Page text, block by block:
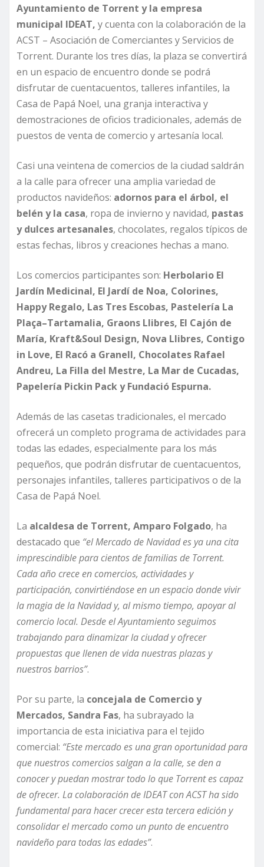
Ayuntamiento de Torrent y la empresa
municipal IDEAT, y cuenta con la colaboración de la
ACST – Asociación de Comerciantes y Servicios de
Torrent. Durante los tres días, la plaza se convertirá
en un espacio de encuentro donde se podrá
disfrutar de cuentacuentos, talleres infantiles, la
Casa de Papá Noel, una granja interactiva y
demostraciones de oficios tradicionales, además de
puestos de venta de comercio y artesanía local.
Casi una veintena de comercios de la ciudad saldrán
a la calle para ofrecer una amplia variedad de
productos navideños: adornos para el árbol, el
belén y la casa, ropa de invierno y navidad, pastas
y dulces artesanales, chocolates, regalos típicos de
estas fechas, libros y creaciones hechas a mano.
Los comercios participantes son: Herbolario El
Jardín Medicinal, El Jardí de Noa, Colorines,
Happy Regalo, Las Tres Escobas, Pastelería La
Plaça–Tartamalia, Graons Llibres, El Cajón de
María, Kraft&Soul Design, Nova Llibres, Contigo
in Love, El Racó a Granell, Chocolates Rafael
Andreu, La Filla del Mestre, La Mar de Cucadas,
Papelería Pickin Pack y Fundació Espurna.
Además de las casetas tradicionales, el mercado
ofrecerá un completo programa de actividades para
todas las edades, especialmente para los más
pequeños, que podrán disfrutar de cuentacuentos,
personajes infantiles, talleres participativos o de la
Casa de Papá Noel.
La alcaldesa de Torrent, Amparo Folgado, ha
destacado que “el Mercado de Navidad es ya una cita
imprescindible para cientos de familias de Torrent.
Cada año crece en comercios, actividades y
participación, convirtiéndose en un espacio donde vivir
la magia de la Navidad y, al mismo tiempo, apoyar al
comercio local. Desde el Ayuntamiento seguimos
trabajando para dinamizar la ciudad y ofrecer
propuestas que llenen de vida nuestras plazas y
nuestros barrios”.
Por su parte, la concejala de Comercio y
Mercados, Sandra Fas, ha subrayado la
importancia de esta iniciativa para el tejido
comercial: “Este mercado es una gran oportunidad para
que nuestros comercios salgan a la calle, se den a
conocer y puedan mostrar todo lo que Torrent es capaz
de ofrecer. La colaboración de IDEAT con ACST ha sido
fundamental para hacer crecer esta tercera edición y
consolidar el mercado como un punto de encuentro
navideño para todas las edades”.